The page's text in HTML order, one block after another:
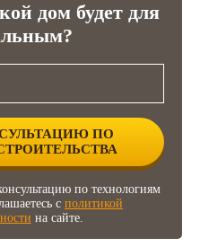
дом будет для
по технологиям
с политикой
на сайте.